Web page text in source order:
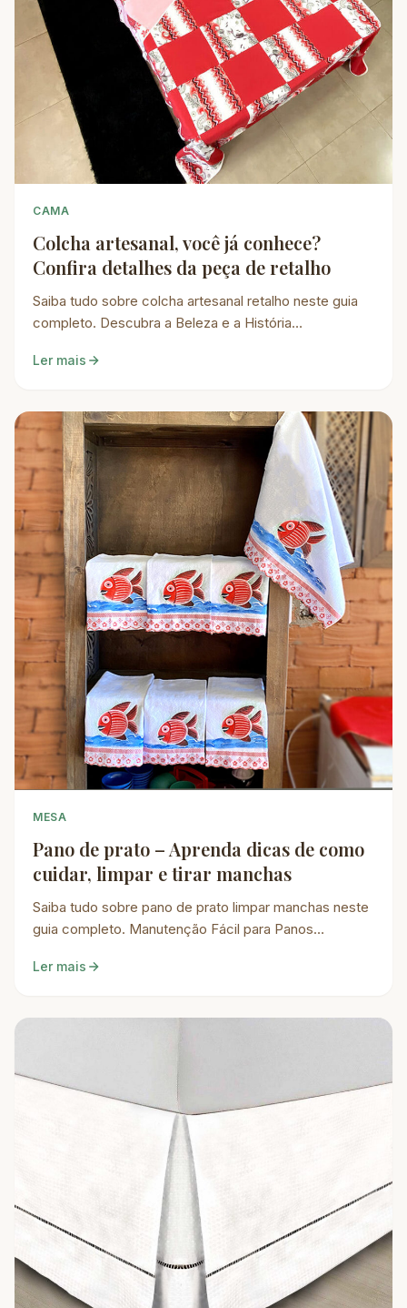
CAMA
Colcha artesanal, você já conhece?
Confira detalhes da peça de retalho
Saiba tudo sobre colcha artesanal retalho neste guia
completo. Descubra a Beleza e a História…
Ler mais
MESA
Pano de prato – Aprenda dicas de como
cuidar, limpar e tirar manchas
Saiba tudo sobre pano de prato limpar manchas neste
guia completo. Manutenção Fácil para Panos…
Ler mais